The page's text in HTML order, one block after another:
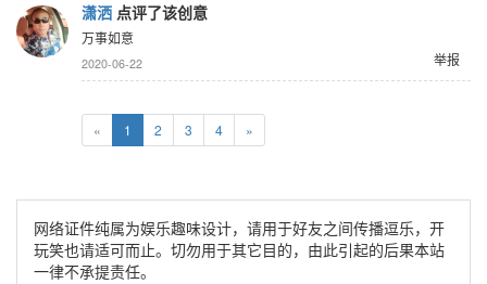
潇洒 点评了该创意
万事如意
举报
2020-06-22
« 1 2 3 4 »
网络证件纯属为娱乐趣味设计，请用于好友之间传播逗乐，开
玩笑也请适可而止。切勿用于其它目的，由此引起的后果本站
一律不承提责任。